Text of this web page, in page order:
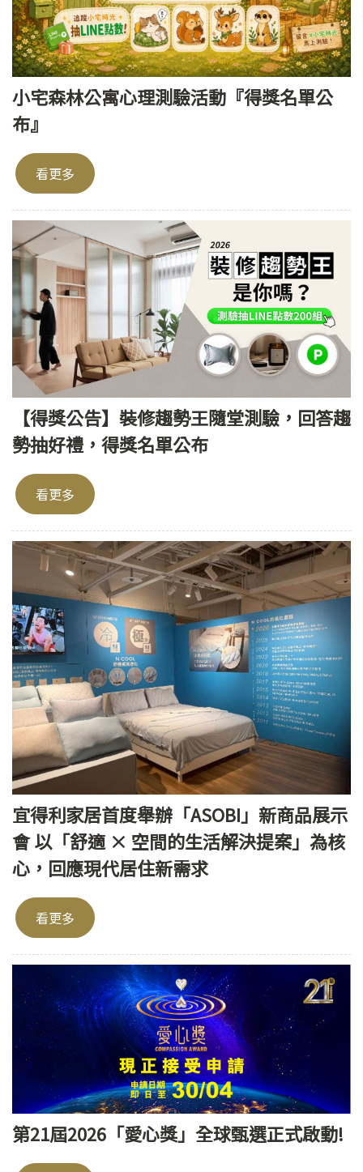
小宅森林公寓心理測驗活動『得獎名單公
布』
看更多
【得獎公告】裝修趨勢王隨堂測驗，回答趨
勢抽好禮，得獎名單公布
看更多
宜得利家居首度舉辦「ASOBI」新商品展示
會 以「舒適 × 空間的生活解決提案」為核
心，回應現代居住新需求
看更多
第21屆2026「愛心獎」全球甄選正式啟動!